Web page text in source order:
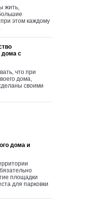
жить,
этом каждому
дома с
что при
дома,
своими
дома и
площадки
для парковки